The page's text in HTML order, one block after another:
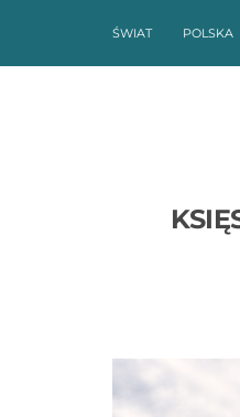
ŚWIAT POLSKA